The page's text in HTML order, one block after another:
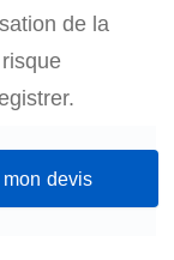
de la
devis